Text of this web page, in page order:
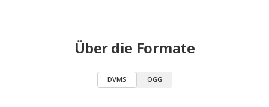
Über die Formate
DVMS OGG